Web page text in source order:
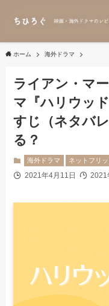
ホーム 海外ドラマ
ライアン・マ
マ『ハリウッ
すじ（ネタバ
る？
海外ドラマ ネットフリッ
2021年4月11日 2021